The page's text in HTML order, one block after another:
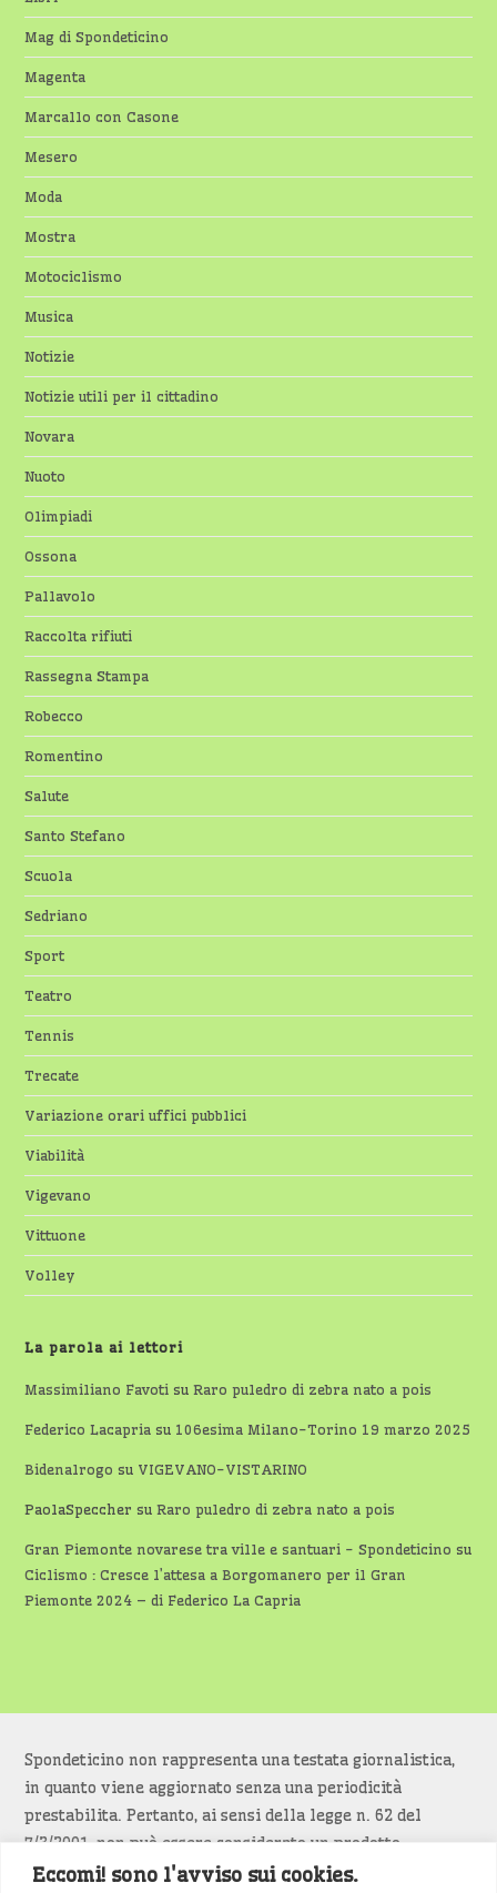
Eccomi! sono l'avviso sui cookies.
Mag di Spondeticino
Magenta
Marcallo con Casone
Mesero
Moda
Mostra
Motociclismo
Musica
Notizie
Notizie utili per il cittadino
Novara
Nuoto
Olimpiadi
Ossona
Pallavolo
Raccolta rifiuti
Rassegna Stampa
Robecco
Romentino
Salute
Santo Stefano
Scuola
Sedriano
Sport
Teatro
Tennis
Trecate
Variazione orari uffici pubblici
Viabilità
Vigevano
Vittuone
Volley
La parola ai lettori
Massimiliano Favoti suRaro puledro di zebra nato a pois
Federico Lacapria su 106esima Milano-Torino 19 marzo 2025
Bidenalrogo su VIGEVANO-VISTARINO
PaolaSpeccher suRaro puledro di zebra nato a pois
Gran Piemonte novarese tra ville e santuari - Spondeticino su
Ciclismo : Cresce l’attesa a Borgomanero per il Gran
Piemonte 2024 – di Federico La Capria
Spondeticino non rappresenta una testata giornalistica,
in quanto viene aggiornato senza una periodicità
prestabilita. Pertanto, ai sensi della legge n. 62 del
7/3/2001, non può essere considerato un prodotto
editoriale.